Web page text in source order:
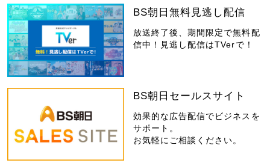
BS朝日無料見逃し配信
放送終了後、期間限定で無料配
信中！見逃し配信はTVerで！
BS朝日セールスサイト
効果的な広告配信でビジネスを
サポート。
お気軽にご相談ください。